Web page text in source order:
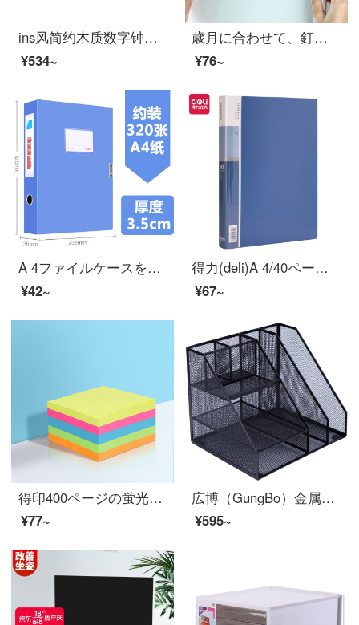
ins风简约木质数字钟学生桌面时钟闹钟桌上电子钟木头钟 长形-原木色
¥534~
歳月に合わせて、釘無の傷跡を免除してから、ドアの背もたれ式にフックをかけます。フックフックフックフックの創作漫画壁掛門にハンガーを掛けます。浴室収納棚のドアを掛けて、ハンガーの黒を掛けます。
¥76~
A 4ファイルケースを作りやすいです。プラスチック製の党建築資料集の会計証憑書類書類書類書類ケースのフォルダ収納ボックスのオフィス用品のオフィスデスクのファイル収納は青色-35 MM幅です。
¥42~
得力(deli)A 4/40ページ資料帳ファイル収納冊ルーズリーフ入り袋フォルダ事務用品5004
¥67~
得印400ページの蛍光色5色の付箋は粘着性ラベルを貼りやすいです。76*76 mmの付箋を貼ります。
¥77~
広博（GungBo）金属メッシュ多機能ファイルボックス/ファイルバスケット/ペンケース収納棚付きオフィス用品黒WZ 9316
¥595~